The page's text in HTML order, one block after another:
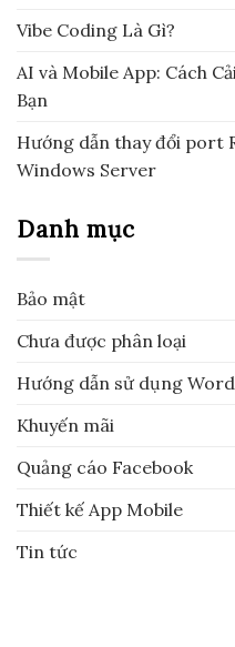
Vibe Coding Là Gì?
AI và Mobile App: Cách
Bạn
Hướng dẫn thay đổi port
Windows Server
Danh mục
Bảo mật
Chưa được phân loại
Hướng dẫn sử dụng
Khuyến mãi
Quảng cáo Facebook
Thiết kế App Mobile
Tin tức